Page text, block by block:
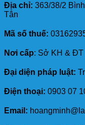
Địa chỉ: 363/38/2
Tân
Mã số thuế:
Nơi cấp: Sở KH & ĐT
Đại diện pháp luật:
Điện thoại: 0903 07
Email: